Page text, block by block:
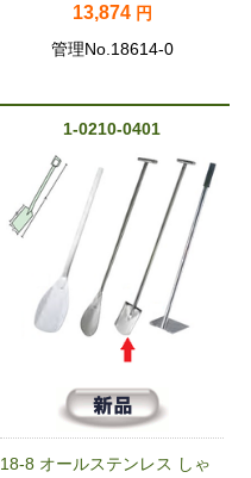
13,874 円
管理No.18614-0
1-0210-0401
18-8 オールステンレス しゃ